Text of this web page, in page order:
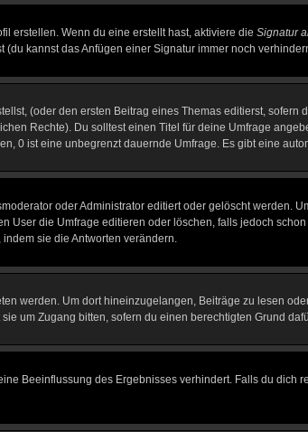
erstellen. Wenn du eine erstellt hast, aktiviere die Signatur
kannst das Anfügen einer Signatur immer noch
(oder den ersten Beitrag eines Themas editierst, sofern
Rechte). Du solltest einen Titel für deine Umfrage
0 ist eine unbegrenzt dauernde Umfrage. Es gibt eine
oder Administrator editiert oder gelöscht werden.
User die Umfrage editieren oder löschen, falls jedoch
sie die Antworten verändern.
werden. Um dort hineinzugelangen, Beiträge zu lesen
um Zugang bitten, sofern du einen berechtigten Grund
Beeinflussung des Ergebnisses verhindert. Falls du